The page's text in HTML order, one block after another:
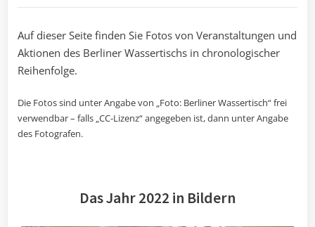
Auf dieser Seite finden Sie Fotos von Veranstaltungen und
Aktionen des Berliner Wassertischs in chronologischer
Reihenfolge.
Die Fotos sind unter Angabe von „Foto: Berliner Wassertisch“ frei
verwendbar – falls „CC-Lizenz“ angegeben ist, dann unter Angabe
des Fotografen.
Das Jahr 2022 in Bildern